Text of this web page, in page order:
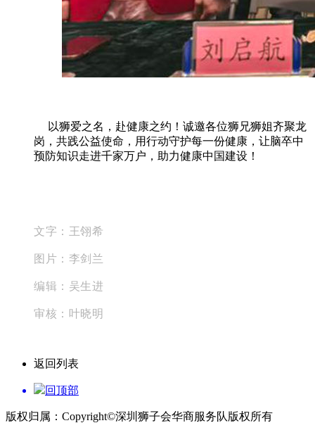
以狮爱之名，赴健康之约！诚邀各位狮兄狮姐齐聚龙
岗，共践公益使命，用行动守护每一份健康，让脑卒中
预防知识走进千家万户，助力健康中国建设！
文字：王翎希
图片：李剑兰
编辑： 吴生进
审核：叶晓明
返回列表
回顶部
版权归属：Copyright©深圳狮子会华商服务队版权所有